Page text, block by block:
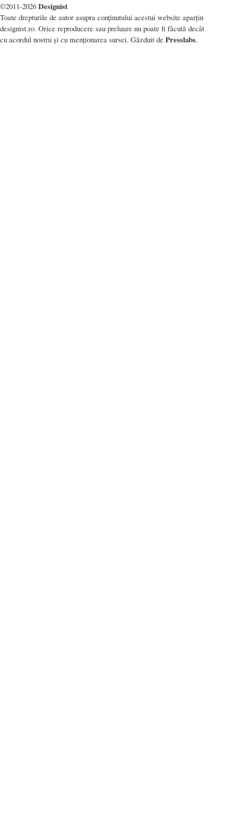
©2011-2026 Designist
Toate drepturile de autor asupra conținutului acestui website aparțin
designist.ro. Orice reproducere sau preluare nu poate fi făcută decât
cu acordul nostru și cu menționarea sursei. Găzduit de Presslabs.